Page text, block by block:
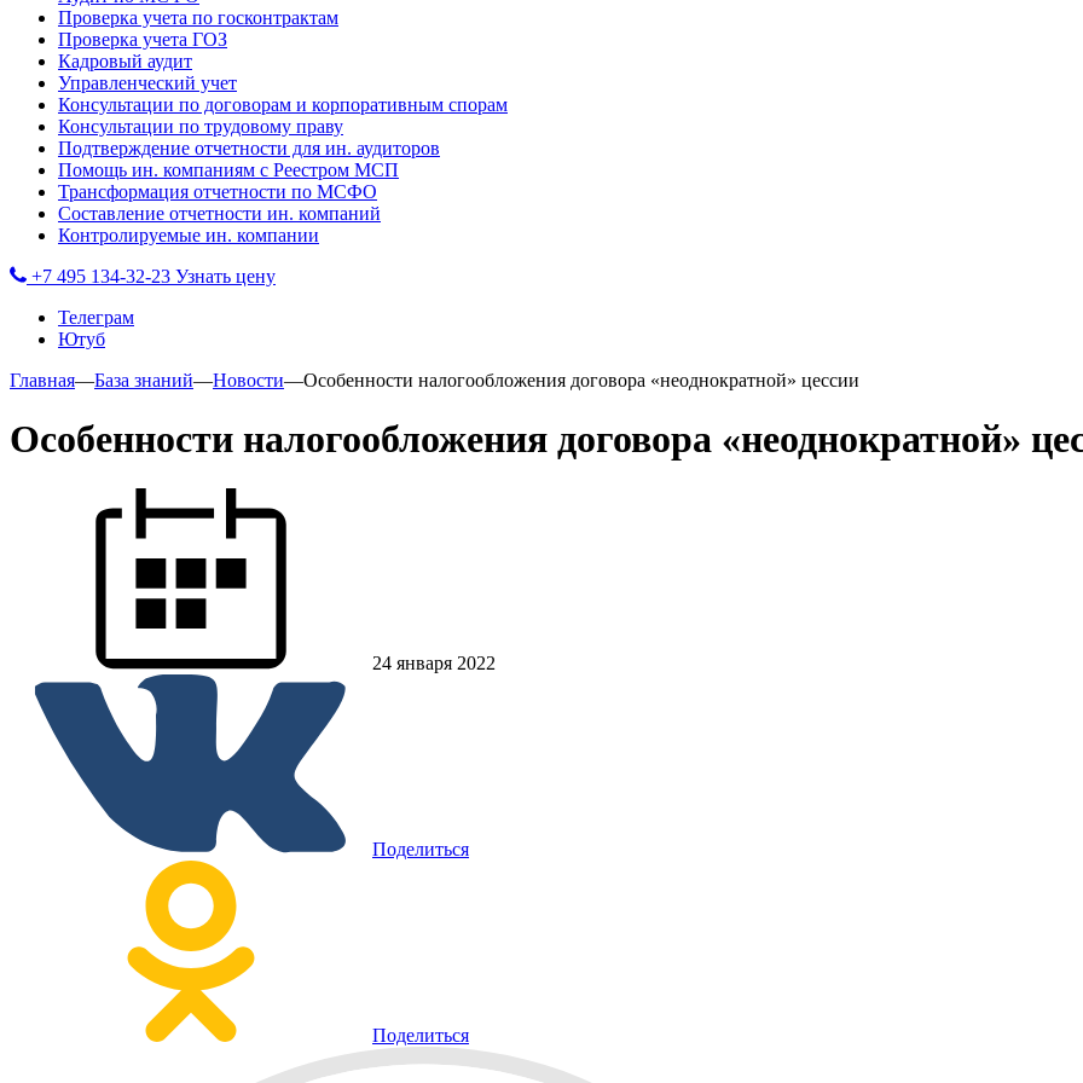
Проверка учета по госконтрактам
Проверка учета ГОЗ
Кадровый аудит
Управленческий учет
Консультации по договорам и корпоративным спорам
Консультации по трудовому праву
Подтверждение отчетности для ин. аудиторов
Помощь ин. компаниям с Реестром МСП
Трансформация отчетности по МСФО
Составление отчетности ин. компаний
Контролируемые ин. компании
+7 495 134-32-23 Узнать цену
Телеграм
Ютуб
Главная—База знаний—Новости—Особенности налогообложения договора «неоднократной» цессии
Особенности налогообложения договора «неоднократной»
24 января 2022
Поделиться
Поделиться